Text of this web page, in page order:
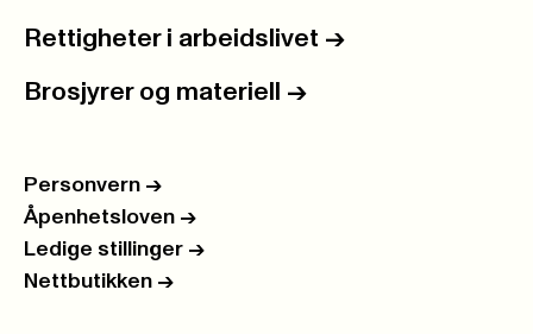
Rettigheter i arbeidslivet ->
Brosjyrer og materiell ->
Personvern ->
Åpenhetsloven ->
Ledige stillinger ->
Nettbutikken ->